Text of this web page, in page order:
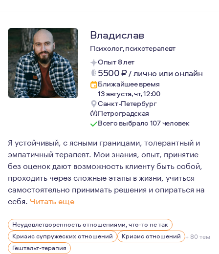
Не работаю "как можно быстрее" (готова работать
Не работаю с клиническими состояниями
Не общаюсь между сессиями (но, если случился
Владислав
Психолог, психотерапевт
Опыт 8 лет
5500₽/лично или онлайн
Ближайшее время
13 августа, чт, 12:00
Санкт-Петербург
Петроградская
Всего выбрало 107 человек
Я устойчивый, с ясными границами, толерантный и
эмпатичный терапевт. Мои знания, опыт, принятие
без оценок дают возможность клиенту быть собой,
проходить через сложные этапы в жизни, учиться
самостоятельно принимать решения и опираться на
себя. Читать еще
В психологии оказался из клиентского опыта. Это
(По первому образованию я юрист).
В 22 года я пошёл к психологу.
Неудовлетворенность отношениями, что-то не так
Кризис супружеских отношений
Кризис отношений + 80 тем
Гештальт-терапия